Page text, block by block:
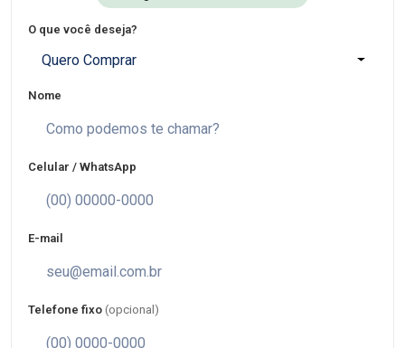
O que você deseja?
Quero Comprar
Nome
Celular / WhatsApp
E-mail
Telefone fixo (opcional)